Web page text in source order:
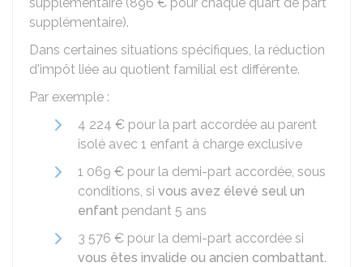
supplémentaire).
Dans certaines situations spécifiques, la réduction
d'impôt liée au quotient familial est différente.
Par exemple :
4 224 € pour la part accordée au parent
isolé avec 1 enfant à charge exclusive
1 069 € pour la demi-part accordée, sous
conditions, si vous avez élevé seul un
enfant pendant 5 ans
3 576 € pour la demi-part accordée si
vous êtes invalide ou ancien combattant.